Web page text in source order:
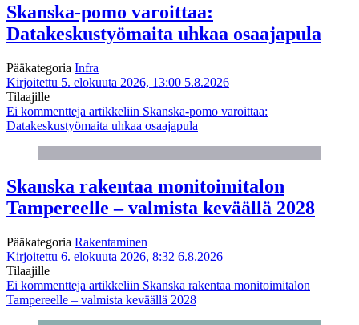
Skanska-pomo varoittaa:
Datakeskustyömaita uhkaa osaajapula
Pääkategoria Infra
Kirjoitettu 5. elokuuta 2026, 13:00 5.8.2026
Tilaajille
Ei kommentteja artikkeliin Skanska-pomo varoittaa:
Datakeskustyömaita uhkaa osaajapula
Skanska rakentaa monitoimitalon
Tampereelle – valmista keväällä 2028
Pääkategoria Rakentaminen
Kirjoitettu 6. elokuuta 2026, 8:32 6.8.2026
Tilaajille
Ei kommentteja artikkeliin Skanska rakentaa monitoimitalon
Tampereelle – valmista keväällä 2028